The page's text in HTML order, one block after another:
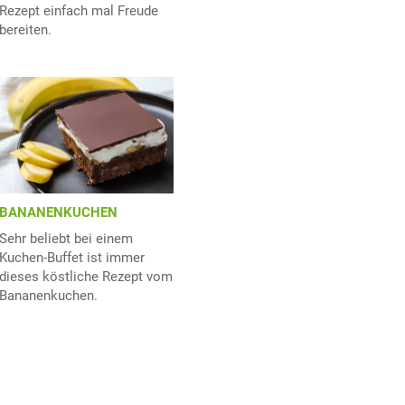
einfach mal Freude
beliebt bei einem
Buffet ist immer
köstliche Rezept vom